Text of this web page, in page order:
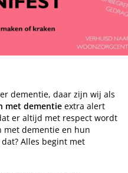
dementie, daar zijn wij als
met dementie extra alert
er altijd met respect wordt
met dementie en hun
Alles begint met